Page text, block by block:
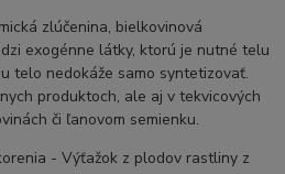
zlúčenina, bielkovinová
exogénne látky, ktorú je nutné telu
telo nedokáže samo syntetizovať.
produktoch, ale aj v tekvicových
či ľanovom semienku.
- Výťažok z plodov rastliny z